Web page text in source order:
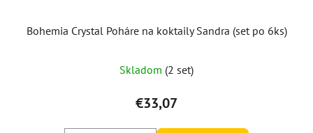
Bohemia Crystal Poháre na koktaily Sandra (set po 6ks)
Skladom (2 set)
€33,07